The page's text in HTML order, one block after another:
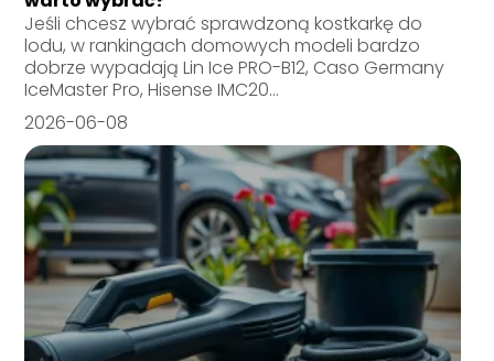
Jeśli chcesz wybrać sprawdzoną kostkarkę do
lodu, w rankingach domowych modeli bardzo
dobrze wypadają Lin Ice PRO-B12, Caso Germany
IceMaster Pro, Hisense IMC20...
2026-06-08